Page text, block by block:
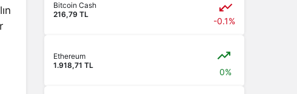
Bitcoin Cash
216,79 TL
-0.1%
Ethereum
1.918,71 TL
0%